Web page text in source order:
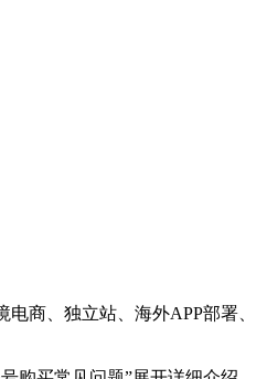
商、独立站、海外APP部署、